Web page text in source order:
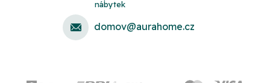
domov@aurahome.cz